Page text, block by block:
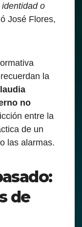
o
José Flores,
la
no
entre la
de un
las alarmas.
de